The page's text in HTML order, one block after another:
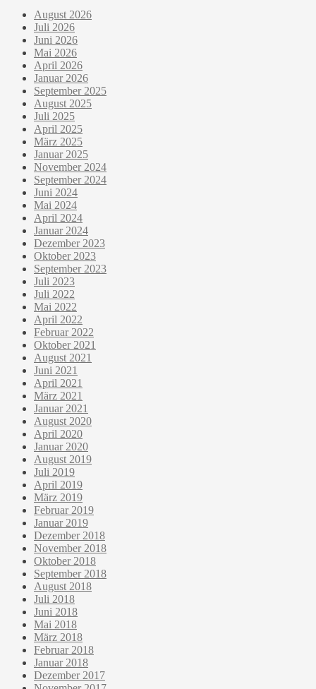
August 2026
Juli 2026
Juni 2026
Mai 2026
April 2026
Januar 2026
September 2025
August 2025
Juli 2025
April 2025
März 2025
Januar 2025
November 2024
September 2024
Juni 2024
Mai 2024
April 2024
Januar 2024
Dezember 2023
Oktober 2023
September 2023
Juli 2023
Juli 2022
Mai 2022
April 2022
Februar 2022
Oktober 2021
August 2021
Juni 2021
April 2021
März 2021
Januar 2021
August 2020
April 2020
Januar 2020
August 2019
Juli 2019
April 2019
März 2019
Februar 2019
Januar 2019
Dezember 2018
November 2018
Oktober 2018
September 2018
August 2018
Juli 2018
Juni 2018
Mai 2018
März 2018
Februar 2018
Januar 2018
Dezember 2017